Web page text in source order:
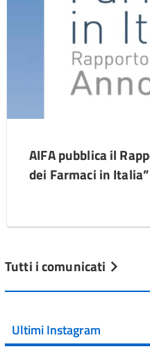
AIFA pubblica il
dei Farmaci in Italia”
Tutti i comunicati
Ultimi Instagram